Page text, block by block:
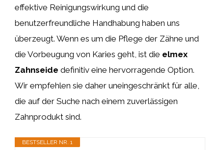
effektive Reinigungswirkung und die
benutzerfreundliche Handhabung haben uns
überzeugt. Wenn es um die Pflege der Zähne und
die Vorbeugung von Karies geht, ist die elmex
Zahnseide definitiv eine hervorragende Option.
Wir empfehlen sie daher uneingeschränkt für alle,
die auf der Suche nach einem zuverlässigen
Zahnprodukt sind.
BESTSELLER NR. 1